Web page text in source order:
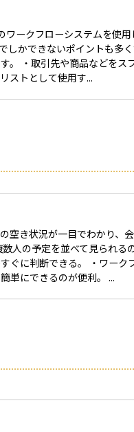
ワークフローシステムを使用
しかできないポイントも多
。 ・取引先や商品などをス
ストとして使用す...
空き状況が一目でわかり、
人の予定を並べて見られる
ぐに判断できる。 ・ワーク
単にできるのが便利。 ...